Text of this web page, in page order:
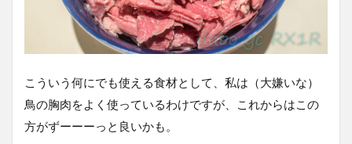
こういう何にでも使える食材として、私は（大嫌いな）
鳥の胸肉をよく使っているわけですが、これからはこの
方がずーーーっと良いかも。